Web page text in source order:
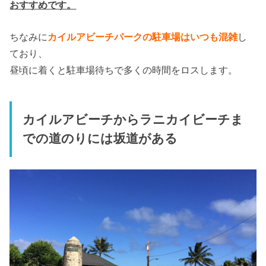
おすすめです。
ちなみに カイルアビーチパークの駐車場はいつも混雑し
ており、
昼頃に着くと駐車場待ちで多くの時間をロスします。
カイルアビーチからラニカイビーチま
での道のりには坂道がある